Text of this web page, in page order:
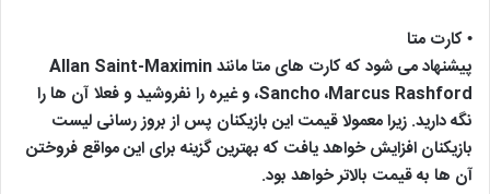
• کارت متا
پیشنهاد می شود که کارت های متا مانند Allan Saint-Maximin
،Sancho ،Marcus Rashford و غیره را نفروشید و فعلا آن ها را
نگه دارید. زیرا معمولا قیمت این بازیکنان پس از بروز رسانی لیست
بازیکنان افزایش خواهد یافت که بهترین گزینه برای این مواقع فروختن
آن ها به قیمت بالاتر خواهد بود.